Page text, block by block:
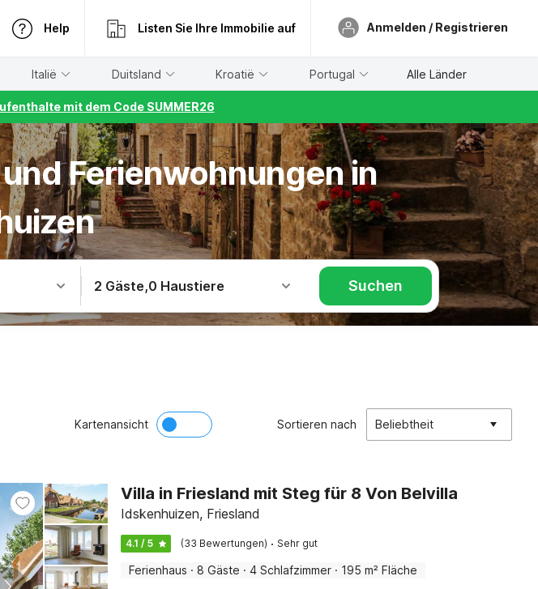
Help Listen Sie Ihre Immobilie auf Anmelden / Registrieren
Italië Duitsland Kroatië Portugal Alle Länder
mit dem Code SUMMER26
Ferienwohnungen in
2 Gäste,0 Haustiere Suchen
Kartenansicht Sortieren nach Beliebtheit
Villa in Friesland mit Steg für 8 Von Belvilla
Idskenhuizen, Friesland
4.1 / 5 (33 Bewertungen) · Sehr gut
Ferienhaus · 8 Gäste · 4 Schlafzimmer · 195 m² Fläche